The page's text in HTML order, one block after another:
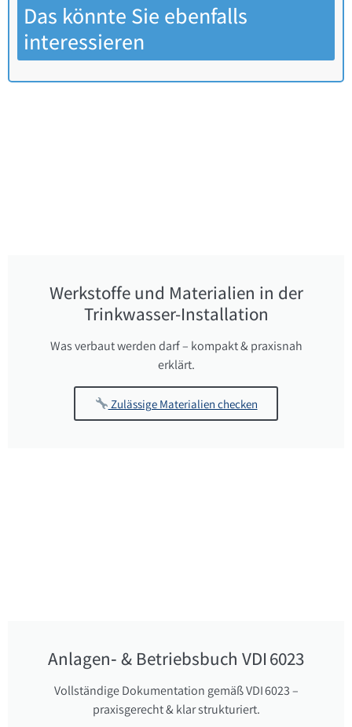
Das könnte Sie ebenfalls
interessieren
Werkstoffe und Materialien in der
Trinkwasser-Installation
Was verbaut werden darf – kompakt & praxisnah
erklärt.
Zulässige Materialien checken
Anlagen‑ & Betriebsbuch VDI 6023
Vollständige Dokumentation gemäß VDI 6023 –
praxisgerecht & klar strukturiert.